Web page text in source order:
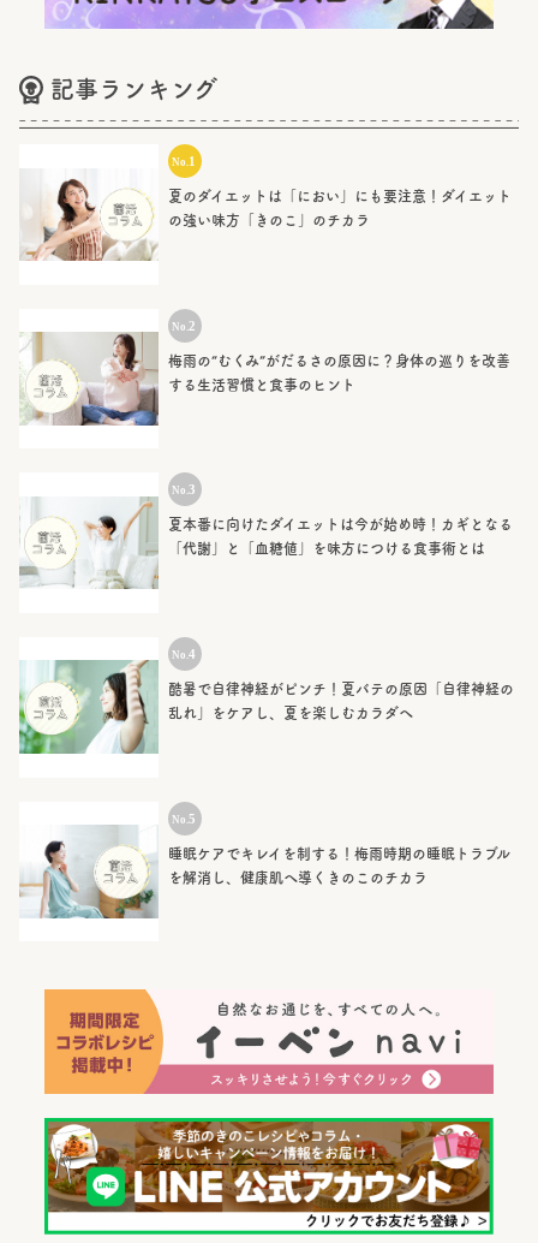
記事ランキング
夏のダイエットは「におい」にも要注意！ダイエット
の強い味方「きのこ」のチカラ
梅雨の“むくみ”がだるさの原因に？身体の巡りを改善
する生活習慣と食事のヒント
夏本番に向けたダイエットは今が始め時！カギとなる
「代謝」と「血糖値」を味方につける食事術とは
酷暑で自律神経がピンチ！夏バテの原因「自律神経の
乱れ」をケアし、夏を楽しむカラダへ
睡眠ケアでキレイを制する！梅雨時期の睡眠トラブル
を解消し、健康肌へ導くきのこのチカラ